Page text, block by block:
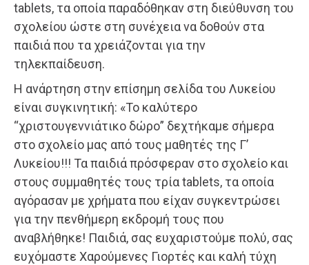
tablets, τα οποία παραδόθηκαν στη διεύθυνση του
σχολείου ώστε στη συνέχεια να δοθούν στα
παιδιά που τα χρειάζονται για την
τηλεκπαίδευση.
Η ανάρτηση στην επίσημη σελίδα του Λυκείου
είναι συγκινητική: «Το καλύτερο
“χριστουγεννιάτικο δώρο” δεχτήκαμε σήμερα
στο σχολείο μας από τους μαθητές της Γ’
Λυκείου!!! Τα παιδιά πρόσφεραν στο σχολείο και
στους συμμαθητές τους τρία tablets, τα οποία
αγόρασαν με χρήματα που είχαν συγκεντρώσει
για την πενθήμερη εκδρομή τους που
αναβλήθηκε! Παιδιά, σας ευχαριστούμε πολύ, σας
ευχόμαστε Χαρούμενες Γιορτές και καλή τύχη